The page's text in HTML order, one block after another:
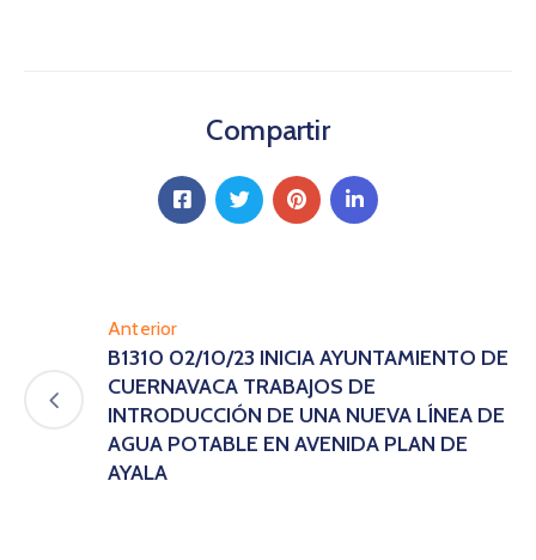
Compartir
Anterior
B1310 02/10/23 INICIA AYUNTAMIENTO DE
CUERNAVACA TRABAJOS DE
INTRODUCCIÓN DE UNA NUEVA LÍNEA DE
AGUA POTABLE EN AVENIDA PLAN DE
AYALA